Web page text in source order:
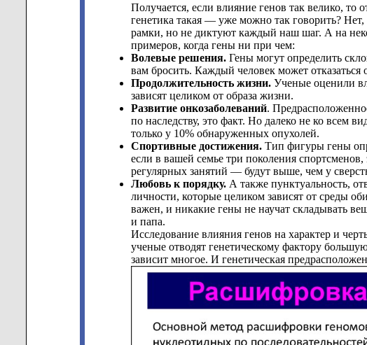
Получается, если влияние генов так велико, то
генетика такая — уже можно так говорить?
рамки, но не диктуют каждый наш шаг. А на
примеров, когда гены ни при чем:
Волевые решения.Гены могут определить
вам бросить. Каждый человек может
Продолжительность жизни.Ученые оценили
зависят целиком от образа жизни.
Развитие онкозаболеваний.
по наследству, это факт. Но далеко не ко всем
только у 10% обнаруженных опухолей.
Спортивные достижения.Тип фигуры гены
если в вашей семье три поколения
регулярных занятий — будут выше, чем у
Любовь к порядку.А также пунктуальность,
личности, которые целиком зависят от среды
важен, и никакие гены не научат складывать
и папа.
Исследование влияния генов на характер и
ученые отводят генетическому фактору
зависит многое. И генетическая